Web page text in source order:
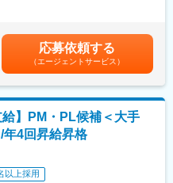
の処理
DB運用・改修
Cloud連携の調査・運用・保
規DB設計・構築
ータアナリティクス）
企業｜ファッション特化ECサイト
しています）■年収例経験者：月
あくまでも目安の金額であり、
あります。月給(月額)は固定手当を
応募依頼する
（エージェントサービス）
給】PM・PL候補＜大手
4回昇給昇格
以上採用